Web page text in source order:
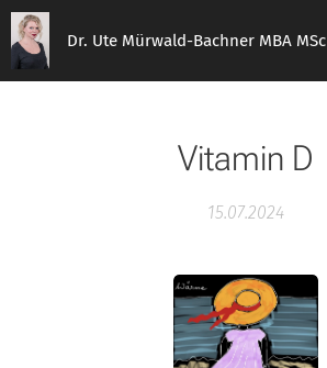
Dr. Ute Mürwald-Bachner MBA MSc
Vitamin D
15.07.2024